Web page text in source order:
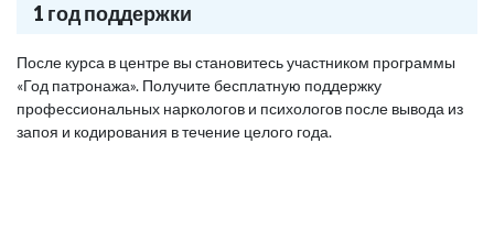
1 год поддержки
После курса в центре вы становитесь участником программы
«Год патронажа». Получите бесплатную поддержку
профессиональных наркологов и психологов после вывода из
запоя и кодирования в течение целого года.